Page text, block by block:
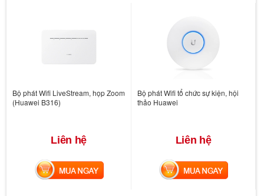
Bộ phát Wifi LiveStream, họp Zoom
(Huawei B316)
Liên hệ
MUA NGAY
Bộ phát Wifi tổ chức sự kiện, hội
thảo Huawei
Liên hệ
MUA NGAY